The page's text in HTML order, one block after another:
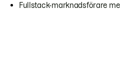
Fullstack-marknadsförare